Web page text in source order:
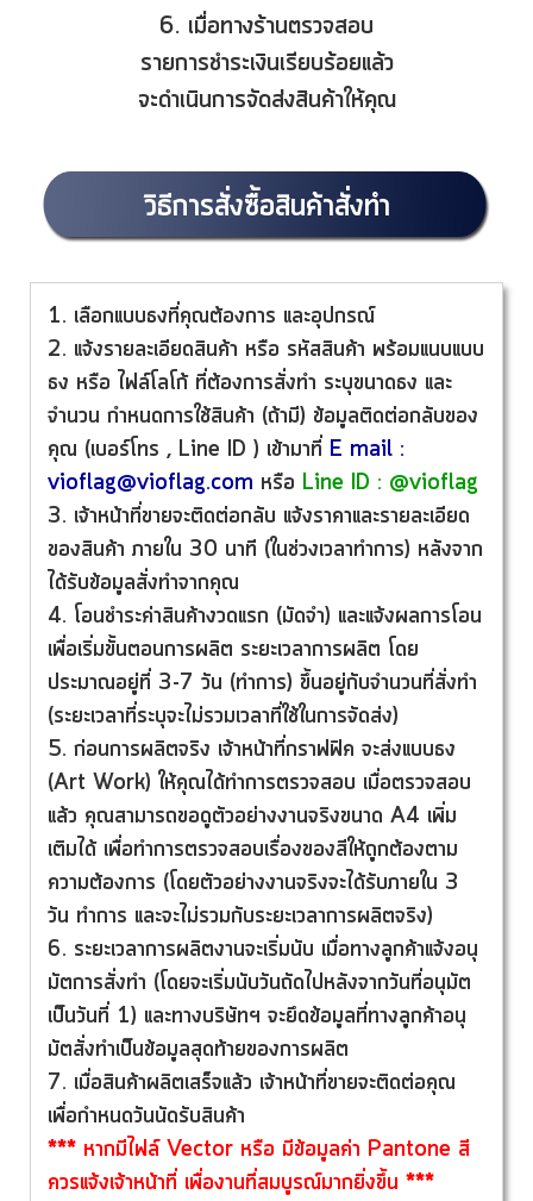
6. เมื่อทางร้านตรวจสอบ
รายการชำระเงินเรียบร้อยแล้ว
จะดำเนินการจัดส่งสินค้าให้คุณ
วิธีการสั่งซื้อสินค้าสั่งทำ
1. เลือกแบบธงที่คุณต้องการ และอุปกรณ์
2. แจ้งรายละเอียดสินค้า หรือ รหัสสินค้า พร้อมแนบแบบ
ธง หรือ ไฟล์โลโก้ ที่ต้องการสั่งทำ ระบุขนาดธง และ
จำนวน กำหนดการใช้สินค้า (ถ้ามี) ข้อมูลติดต่อกลับของ
คุณ (เบอร์โทร , Line ID ) เข้ามาที่ E mail :
vioflag@vioflag.com หรือ Line ID : @vioflag
3. เจ้าหน้าที่ขายจะติดต่อกลับ แจ้งราคาและรายละเอียด
ของสินค้า ภายใน 30 นาที (ในช่วงเวลาทำการ) หลังจาก
ได้รับข้อมูลสั่งทำจากคุณ
4. โอนชำระค่าสินค้างวดแรก (มัดจำ) และแจ้งผลการโอน
เพื่อเริ่มขั้นตอนการผลิต ระยะเวลาการผลิต โดย
ประมาณอยู่ที่ 3-7 วัน (ทำการ) ขึ้นอยู่กับจำนวนที่สั่งทำ
(ระยะเวลาที่ระบุจะไม่รวมเวลาที่ใช้ในการจัดส่ง)
5. ก่อนการผลิตจริง เจ้าหน้าที่กราฟฟิค จะส่งแบบธง
(Art Work) ให้คุณได้ทำการตรวจสอบ เมื่อตรวจสอบ
แล้ว คุณสามารถขอดูตัวอย่างงานจริงขนาด A4 เพิ่ม
เติมได้ เพื่อทำการตรวจสอบเรื่องของสีให้ถูกต้องตาม
ความต้องการ (โดยตัวอย่างงานจริงจะได้รับภายใน 3
วัน ทำการ และจะไม่รวมกับระยะเวลาการผลิตจริง)
6. ระยะเวลาการผลิตงานจะเริ่มนับ เมื่อทางลูกค้าแจ้งอนุ
มัตการสั่งทำ (โดยจะเริ่มนับวันถัดไปหลังจากวันที่อนุมัต
เป็นวันที่ 1) และทางบริษัทฯ จะยึดข้อมูลที่ทางลูกค้าอนุ
มัตสั่งทำเป็นข้อมูลสุดท้ายของการผลิต
7. เมื่อสินค้าผลิตเสร็จแล้ว เจ้าหน้าที่ขายจะติดต่อคุณ
เพื่อกำหนดวันนัดรับสินค้า
*** หากมีไฟล์ Vector หรือ มีข้อมูลค่า Pantone สี
ควรแจ้งเจ้าหน้าที่ เพื่องานที่สมบูรณ์มากยิ่งขึ้น ***